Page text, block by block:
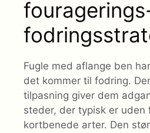
Fugle med aflange ben
det kommer til fodring.
tilpasning giver dem
steder, der typisk er
kortbenede arter. Den